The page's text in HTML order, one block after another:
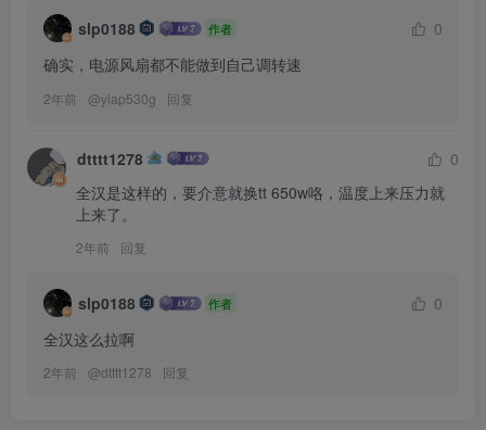
slp0188 作者
0
确实，电源风扇都不能做到自己调转速
2年前 @ylap530g 回复
dtttt1278
0
全汉是这样的，要介意就换tt 650w咯，温度上来压力就
上来了。
2年前 回复
slp0188 作者
0
全汉这么拉啊
2年前 @dtttt1278 回复